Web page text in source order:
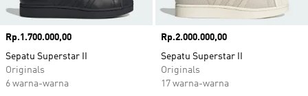
Harga
Rp.1.700.000,00
Sepatu Superstar II
Originals
6 warna-warna
Harga
Rp.2.000.000,00
Sepatu Superstar II
Originals
17 warna-warna